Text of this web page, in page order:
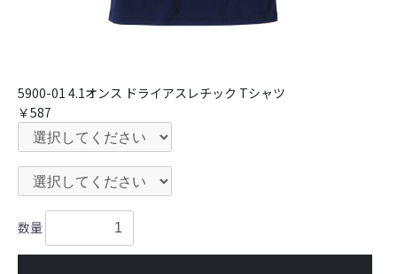
5900-01 4.1オンス ドライアスレチック Tシャツ
￥587
数量